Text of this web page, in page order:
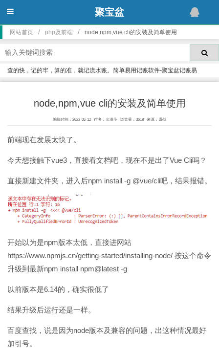
聚宝盆
网站首页 / php及前端 / node,npm,vue cli的安装及简单使用
查的快，记的牢，算的准，就记流水账。简单易用记账软件-聚宝盆记账易
node,npm,vue cli的安装及简单使用
编辑时间：2022-05-12 作者：金满斗 浏览量：3618 来源：原创
前端现在发展太快了。
今天想接触下vue3，直接看文档吧，现在不是出了Vue Cli吗？
直接新建文件夹，进入后npm install -g @vue/cli吧，结果报错。
开始以为是npm版本太低，直接进网站
https://www.npmjs.cn/getting-started/installing-node/ 按这个命令
升级到最新npm install npm@latest -g
以前版本是6.14的，确实很低了
结果升级后运行还是一样。
百度查找，说是因为node版本及兼容的问题，出这种情况最好
加引号。